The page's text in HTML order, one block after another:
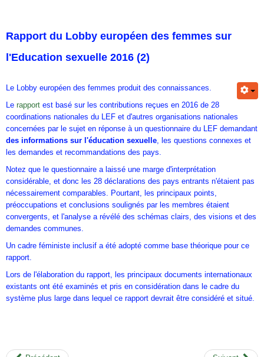
Rapport du Lobby européen des femmes sur
l'Education sexuelle 2016 (2)
Le Lobby européen des femmes produit des connaissances.
Le rapport est basé sur les contributions reçues en 2016 de 28
coordinations nationales du LEF et d'autres organisations nationales
concernées par le sujet en réponse à un questionnaire du LEF demandant
des informations sur l'éducation sexuelle, les questions connexes et
les demandes et recommandations des pays.
Notez que le questionnaire a laissé une marge d'interprétation
considérable, et donc les 28 déclarations des pays entrants n'étaient pas
nécessairement comparables. Pourtant, les principaux points,
préoccupations et conclusions soulignés par les membres étaient
convergents, et l'analyse a révélé des schémas clairs, des visions et des
demandes communes.
Un cadre féministe inclusif a été adopté comme base théorique pour ce
rapport.
Lors de l'élaboration du rapport, les principaux documents internationaux
existants ont été examinés et pris en considération dans le cadre du
système plus large dans lequel ce rapport devrait être considéré et situé.